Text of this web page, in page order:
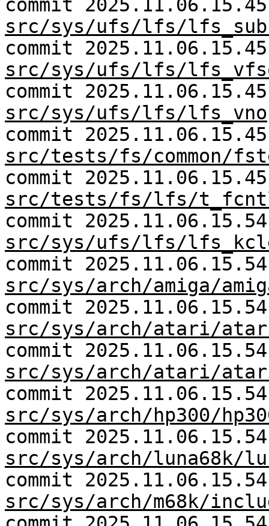
commit
src/sys/ufs/lfs/
commit
src/sys/ufs/lfs/
commit
src/sys/ufs/lfs/
commit
src/tests/fs/common/
commit
src/tests/fs/lfs/
commit
src/sys/ufs/lfs/
commit
src/sys/arch/amiga/
commit
src/sys/arch/atari/
commit
src/sys/arch/atari/
commit
src/sys/arch/hp300/
commit
src/sys/arch/luna68k/
commit
src/sys/arch/m68k/